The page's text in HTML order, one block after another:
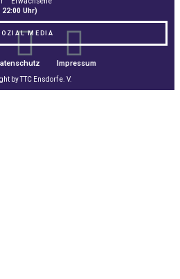
Uhr)
MEDIA
Impressum
by TTC Ensdorf e. V.